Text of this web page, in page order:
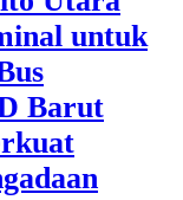
untuk
Barut